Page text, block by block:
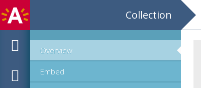
Collection
Overview
Embed